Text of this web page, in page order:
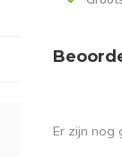
Er zijn nog